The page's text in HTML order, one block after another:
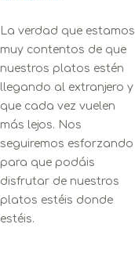
La verdad que estamos
muy contentos de que
nuestros platos estén
llegando al extranjero y
que cada vez vuelen
más lejos. Nos
seguiremos esforzando
para que podáis
disfrutar de nuestros
platos estéis donde
estéis.